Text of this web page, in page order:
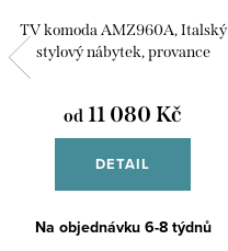
TV komoda AMZ960A, Italský
stylový nábytek, provance
od 11 080 Kč
DETAIL
Na objednávku 6-8 týdnů